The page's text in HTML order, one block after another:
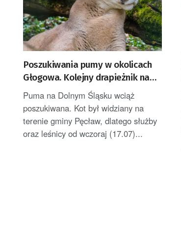
Poszukiwania pumy w okolicach
Głogowa. Kolejny drapieżnik na
wolności?
Puma na Dolnym Śląsku wciąż
poszukiwana. Kot był widziany na
terenie gminy Pęcław, dlatego służby
oraz leśnicy od wczoraj (17.07)...